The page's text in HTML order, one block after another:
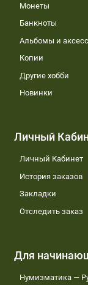
Монеты
Банкноты
Альбомы и
Копии
Другие хобби
Новинки
Личный
Личный Кабинет
История заказов
Закладки
Отследить заказ
Для
Нумизматика —